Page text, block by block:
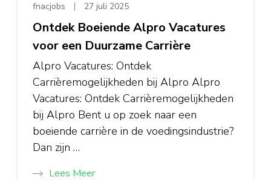
fnacjobs 27 juli 2025
Ontdek Boeiende Alpro Vacatures
voor een Duurzame Carrière
Alpro Vacatures: Ontdek
Carrièremogelijkheden bij Alpro Alpro
Vacatures: Ontdek Carrièremogelijkheden
bij Alpro Bent u op zoek naar een
boeiende carrière in de voedingsindustrie?
Dan zijn …
Lees Meer